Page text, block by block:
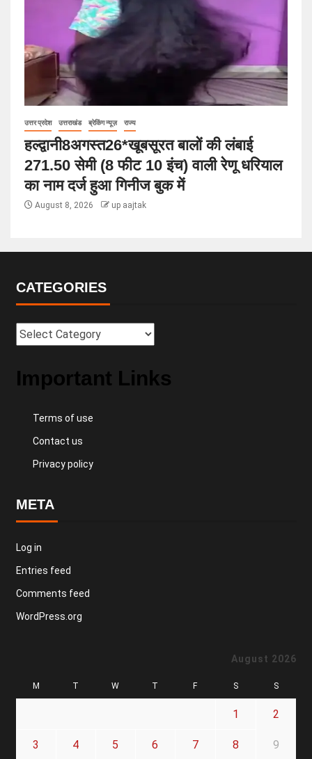
उत्तर प्रदेश उत्तराखंड ब्रेकिंग न्यूज़ राज्य
हल्द्वानी8अगस्त26*खूबसूरत बालों की लंबाई
271.50 सेमी (8 फीट 10 इंच) वाली रेणू धरियाल
का नाम दर्ज हुआ गिनीज बुक में
August 8, 2026 up aajtak
CATEGORIES
Important Links
Terms of use
Contact us
Privacy policy
META
Log in
Entries feed
Comments feed
WordPress.org
August 2026
M T W T F S S
1 2
3 4 5 6 7 8 9